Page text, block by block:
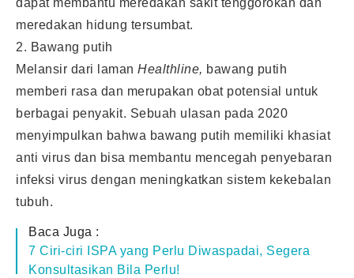
meredakan hidung tersumbat.
2. Bawang putih
Melansir dari laman Healthline, bawang putih
memberi rasa dan merupakan obat potensial untuk
berbagai penyakit. Sebuah ulasan pada 2020
menyimpulkan bahwa bawang putih memiliki khasiat
anti virus dan bisa membantu mencegah penyebaran
infeksi virus dengan meningkatkan sistem kekebalan
tubuh.
Baca Juga :
7 Ciri-ciri ISPA yang Perlu Diwaspadai, Segera
Konsultasikan Bila Perlu!